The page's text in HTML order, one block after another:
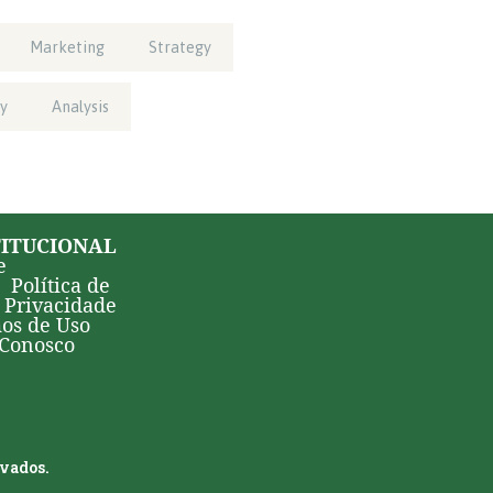
Marketing Strategy
Analysis
Política de
Privacidade
de Uso